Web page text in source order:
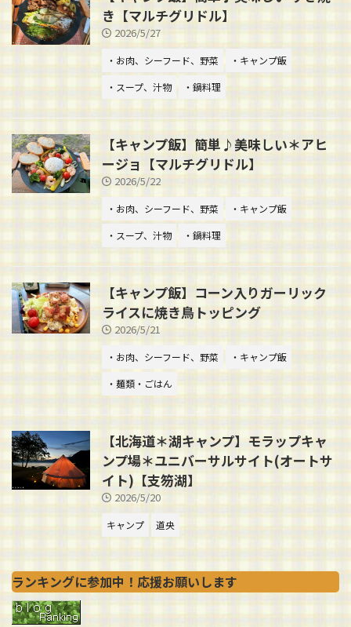
き【マルチグリドル】
2026/5/27
・お肉、シーフード、野菜
・キャンプ飯
・スープ、汁物
・鍋料理
【キャンプ飯】簡単♪美味しい＊アヒ
ージョ【マルチグリドル】
2026/5/22
・お肉、シーフード、野菜
・キャンプ飯
・スープ、汁物
・鍋料理
【キャンプ飯】コーン入りガーリック
ライスに焼き鳥トッピング
2026/5/21
・お肉、シーフード、野菜
・キャンプ飯
・麺類・ごはん
【北海道＊湖キャンプ】モラップキャ
ンプ場＊ユニバーサルサイト(オートサ
イト)【支笏湖】
2026/5/20
キャンプ 道央
ランキングに参加中！応援お願いします